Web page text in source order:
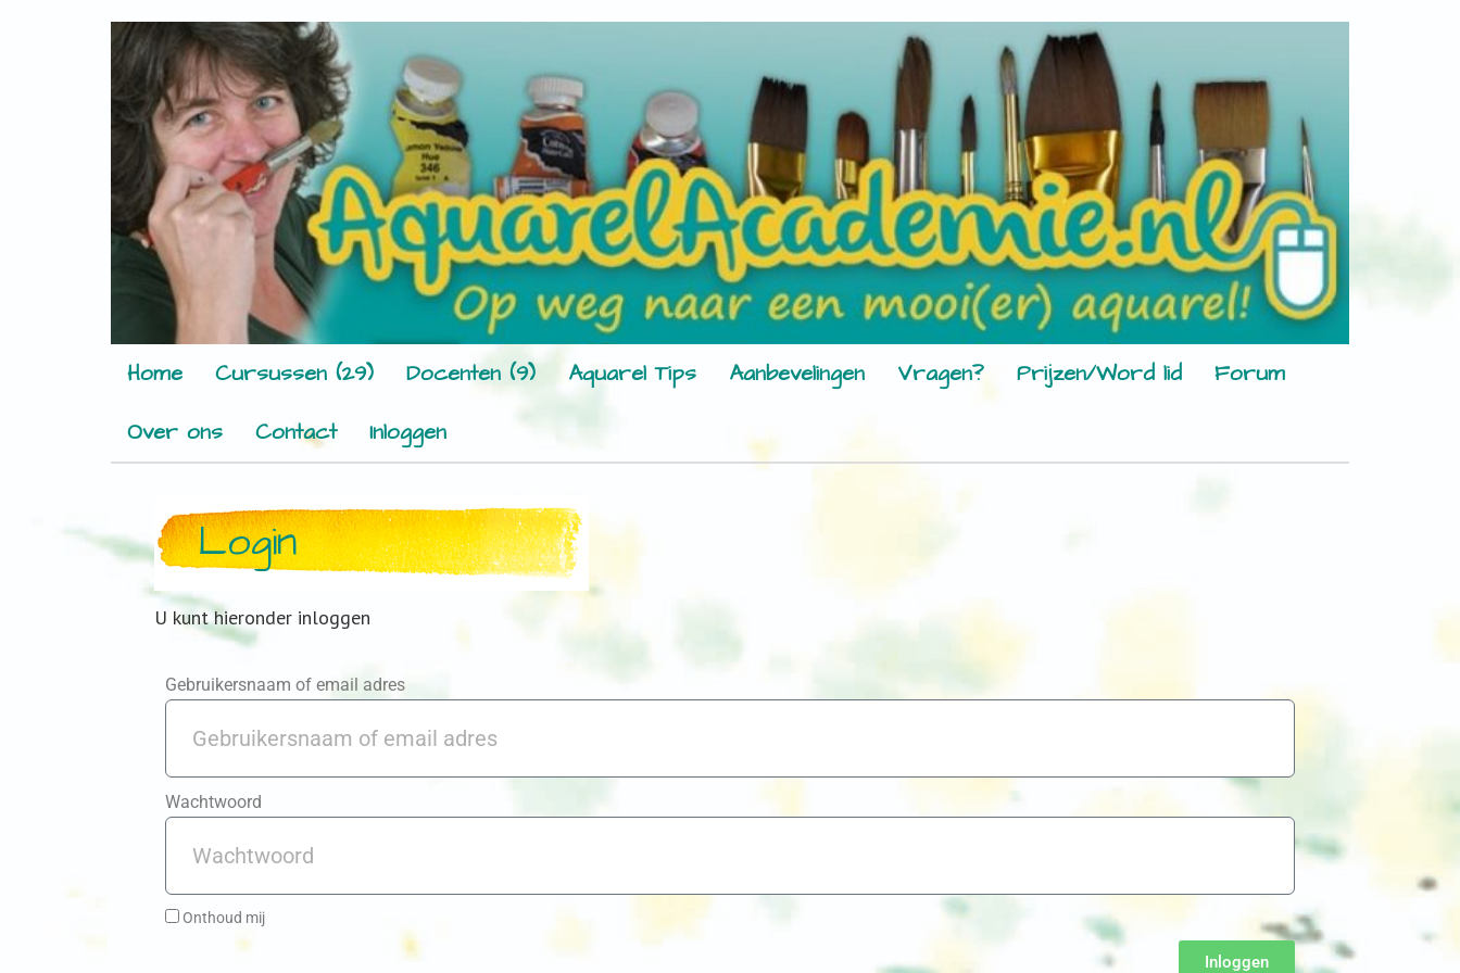
Home Cursussen (29) Docenten (9) Aquarel Tips Aanbevelingen Vragen? Prijzen/Word lid
Forum
Over ons
Contact Inloggen
Login
U kunt hieronder inloggen
Gebruikersnaam of email adres
Wachtwoord
Onthoud mij
Inloggen